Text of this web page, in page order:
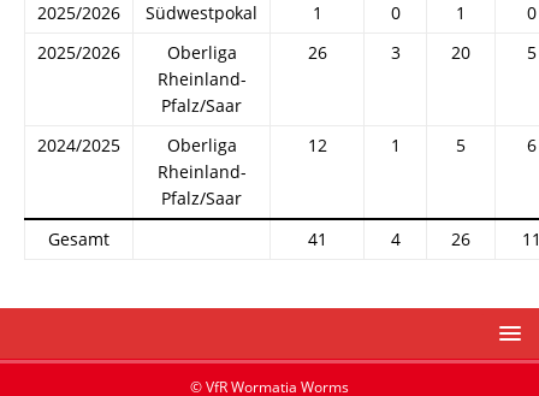
2025/2026 Südwestpokal 1 0 1
0
2025/2026
Oberliga
Rheinland-
Pfalz/Saar
26 3 20 5
2024/2025
Oberliga
Rheinland-
Pfalz/Saar
12 1 5 6
Gesamt 41 4 26
© VfR Wormatia Worms